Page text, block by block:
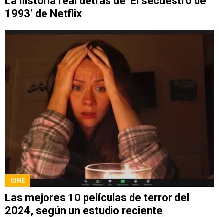
1993’ de Netflix
CINE
Las mejores 10 películas de terror del
2024, según un estudio reciente